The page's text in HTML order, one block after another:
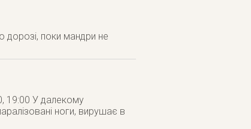
дорозі, поки мандри не
19:00 У далекому
ноги, вирушає в